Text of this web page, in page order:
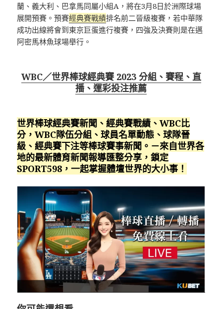
蘭、義大利、巴拿馬同屬小組A，將在3月8日於洲際球場
展開預賽。預賽經典賽戰績排名前二晉級複賽，若中華隊
成功出線將會到東京巨蛋進行複賽，四強及決賽則是在邁
阿密馬林魚球場舉行。
WBC／世界棒球經典賽 2023 分組、賽程、直
播、運彩投注推薦
世界棒球經典賽新聞、經典賽戰績、WBC比
分，WBC隊伍分組、球員名單動態、球隊晉
級、經典賽下注等棒球賽事新聞。－來自世界各
地的最新體育新聞報導匯整分享，鎖定
SPORT598，一起掌握體壇世界的大小事！